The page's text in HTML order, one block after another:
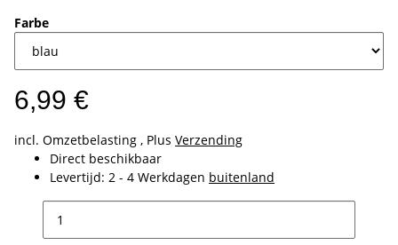
Farbe
6,99 €
incl. Omzetbelasting , Plus Verzending
Direct beschikbaar
Levertijd: 2 - 4 Werkdagen buitenland